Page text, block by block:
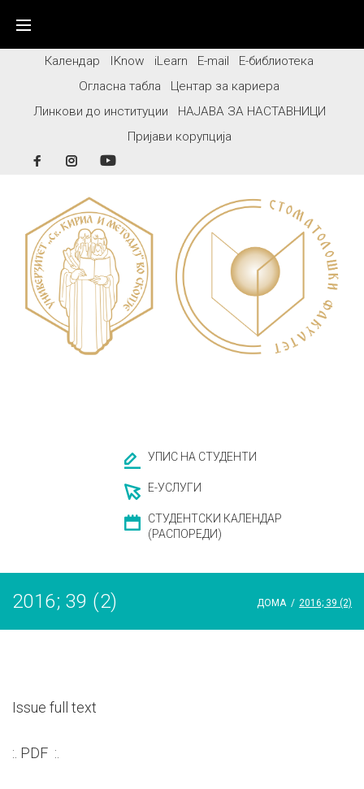
contentКалендар IKnow iLearn E-mail
Е-библиотека
Огласна табла
Центар за кариера
Линкови до институции
НАЈАВА ЗА НАСТАВНИЦИ
Пријави корупција
FacebookInstagram
УПИС НА СТУДЕНТИ
Е-УСЛУГИ
СТУДЕНТСКИ КАЛЕНДАР
(РАСПОРЕДИ)
2016; 39 (2) ДОМА / 2016; 39 (2)
Issue full text
:. PDF :.